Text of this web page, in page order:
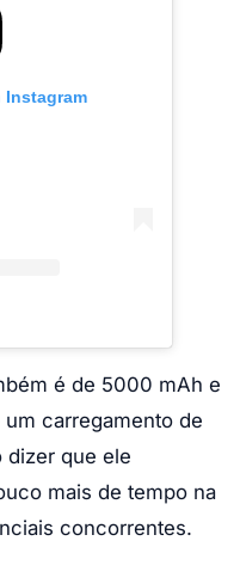
é de 5000 mAh e
carregamento de
dizer que ele
mais de tempo na
concorrentes.